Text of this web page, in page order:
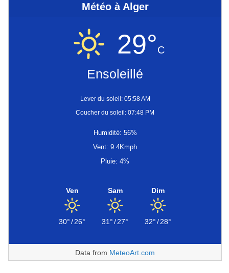
Météo à Alger
29°C
Ensoleillé
Lever du soleil: 05:58 AM
Coucher du soleil: 07:48 PM
Humidité: 56%
Vent: 9.4Kmph
Pluie: 4%
Ven
30°/26°
Sam
31°/27°
Dim
32°/28°
Data from MeteoArt.com